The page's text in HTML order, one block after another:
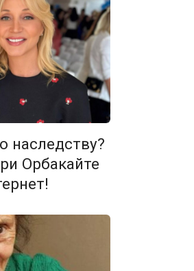
наследству?
Орбакайте